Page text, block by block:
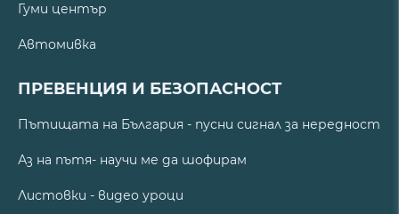
Гуми център
Автомивка
ПРЕВЕНЦИЯ И БЕЗОПАСНОСТ
Пътищата на България - пусни сигнал за нередност
Аз на пътя- научи ме да шофирам
Листовки - видео уроци